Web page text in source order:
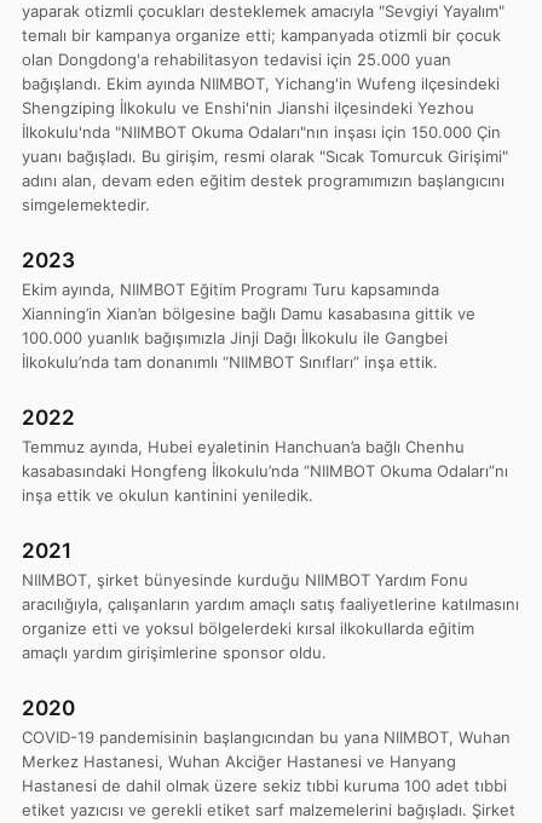
yaparak otizmli çocukları desteklemek amacıyla "Sevgiyi Yayalım"
temalı bir kampanya organize etti; kampanyada otizmli bir çocuk
olan Dongdong'a rehabilitasyon tedavisi için 25.000 yuan
bağışlandı. Ekim ayında NIIMBOT, Yichang'in Wufeng ilçesindeki
Shengziping İlkokulu ve Enshi'nin Jianshi ilçesindeki Yezhou
İlkokulu'nda "NIIMBOT Okuma Odaları"nın inşası için 150.000 Çin
yuanı bağışladı. Bu girişim, resmi olarak "Sıcak Tomurcuk Girişimi"
adını alan, devam eden eğitim destek programımızın başlangıcını
simgelemektedir.
2023
Ekim ayında, NIIMBOT Eğitim Programı Turu kapsamında
Xianning’in Xian’an bölgesine bağlı Damu kasabasına gittik ve
100.000 yuanlık bağışımızla Jinji Dağı İlkokulu ile Gangbei
İlkokulu’nda tam donanımlı “NIIMBOT Sınıfları” inşa ettik.
2022
Temmuz ayında, Hubei eyaletinin Hanchuan’a bağlı Chenhu
kasabasındaki Hongfeng İlkokulu’nda “NIIMBOT Okuma Odaları”nı
inşa ettik ve okulun kantinini yeniledik.
2021
NIIMBOT, şirket bünyesinde kurduğu NIIMBOT Yardım Fonu
aracılığıyla, çalışanların yardım amaçlı satış faaliyetlerine katılmasını
organize etti ve yoksul bölgelerdeki kırsal ilkokullarda eğitim
amaçlı yardım girişimlerine sponsor oldu.
2020
COVID-19 pandemisinin başlangıcından bu yana NIIMBOT, Wuhan
Merkez Hastanesi, Wuhan Akciğer Hastanesi ve Hanyang
Hastanesi de dahil olmak üzere sekiz tıbbi kuruma 100 adet tıbbi
etiket yazıcısı ve gerekli etiket sarf malzemelerini bağışladı. Şirket